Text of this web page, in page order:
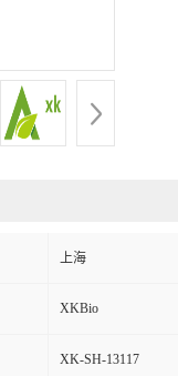
上海
XKBio
XK-SH-13117